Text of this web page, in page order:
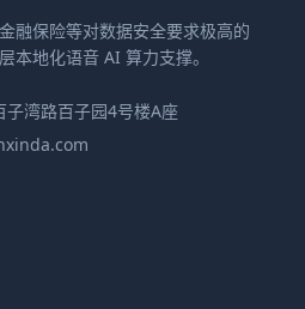
融保险等对数据安全要求极高的
本地化语音 AI 算力支撑。
子湾路百子园4号楼A座